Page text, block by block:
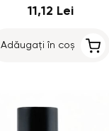
11,12 Lei
Adăugați în coș